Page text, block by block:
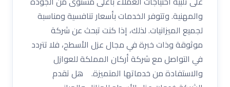
والمهنية. وتتوفر الخدمات بأسعار تنافسية ومناسبة
لجميع الميزانيات. لذلك، إذا كنت تبحث عن شركة
موثوقة وذات خبرة في مجال عزل الأسطح، فلا تتردد
في التواصل مع شركة أركان المملكة للعوازل
والاستفادة من خدماتها المتميزة. هل تقدم